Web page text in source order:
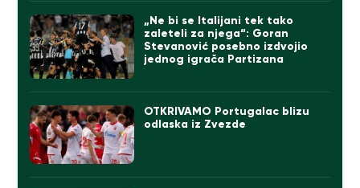
„Ne bi se Italijani tek tako
zaleteli za njega“: Goran
Stevanović posebno izdvojio
jednog igrača Partizana
OTKRIVAMO Portugalac blizu
odlaska iz Zvezde